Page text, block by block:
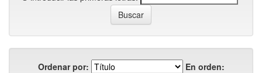
Ordenar por:
En orden: